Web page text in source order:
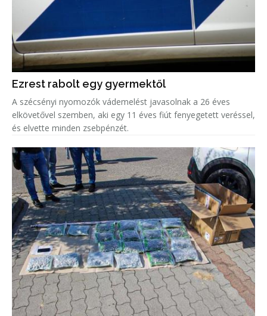
Ezrest rabolt egy gyermektől
A szécsényi nyomozók vádemelést javasolnak a 26 éves
elkövetővel szemben, aki egy 11 éves fiút fenyegetett veréssel,
és elvette minden zsebpénzét.